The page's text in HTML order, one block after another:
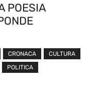
POESIA
CRONACA
CULTURA
POLITICA